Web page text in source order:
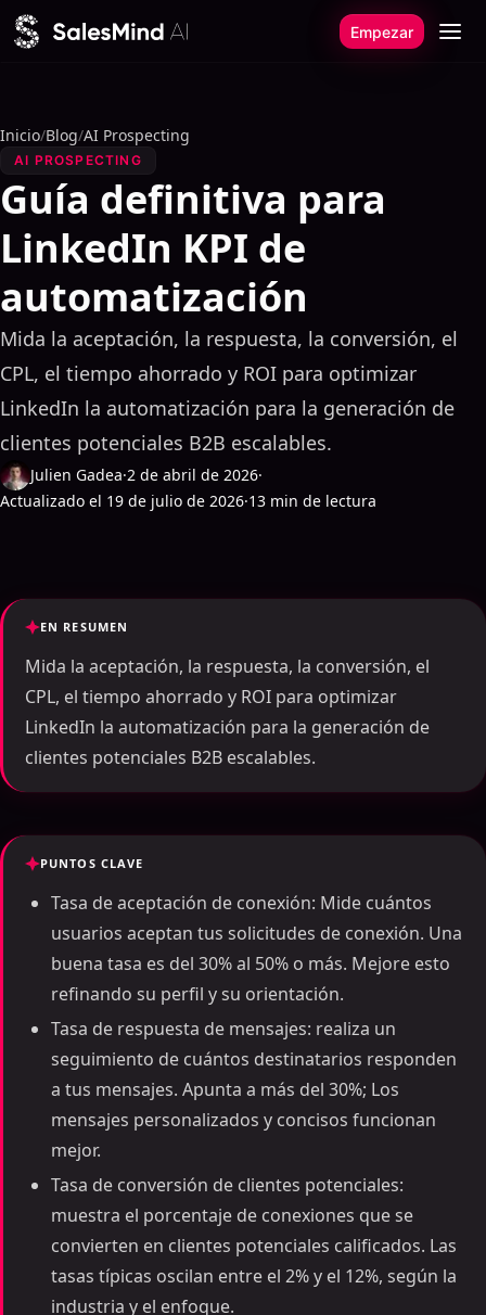
Ir al contenido
Empezar
Inicio/Blog/AI Prospecting
AI PROSPECTING
Guía definitiva para
LinkedIn KPI de
automatización
Mida la aceptación, la respuesta, la conversión, el
CPL, el tiempo ahorrado y ROI para optimizar
LinkedIn la automatización para la generación de
clientes potenciales B2B escalables.
Julien Gadea·2 de abril de 2026·
Actualizado el 19 de julio de 2026·13 min de lectura
EN RESUMEN
Mida la aceptación, la respuesta, la conversión, el
CPL, el tiempo ahorrado y ROI para optimizar
LinkedIn la automatización para la generación de
clientes potenciales B2B escalables.
PUNTOS CLAVE
Tasa de aceptación de conexión: Mide cuántos
usuarios aceptan tus solicitudes de conexión. Una
buena tasa es del 30% al 50% o más. Mejore esto
refinando su perfil y su orientación.
Tasa de respuesta de mensajes: realiza un
seguimiento de cuántos destinatarios responden
a tus mensajes. Apunta a más del 30%; Los
mensajes personalizados y concisos funcionan
mejor.
Tasa de conversión de clientes potenciales:
muestra el porcentaje de conexiones que se
convierten en clientes potenciales calificados. Las
tasas típicas oscilan entre el 2% y el 12%, según la
industria y el enfoque.